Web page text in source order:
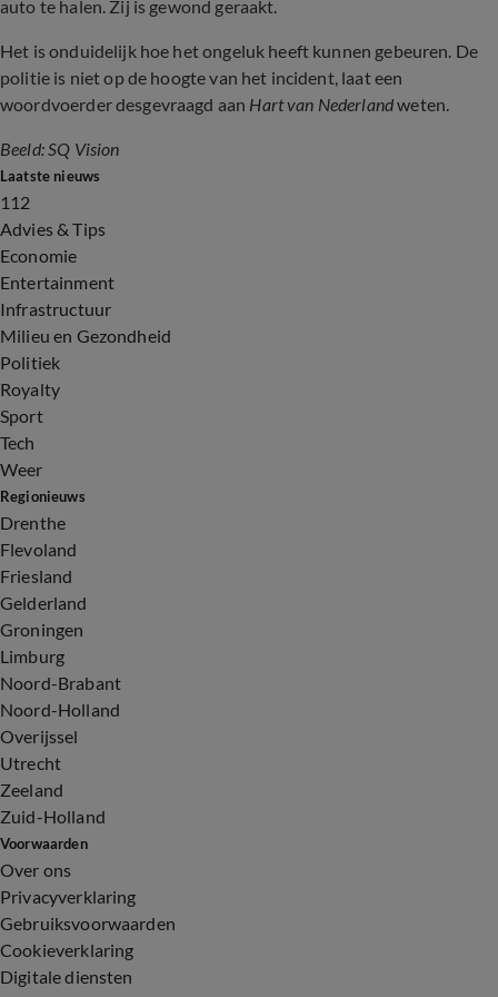
auto te halen. Zij is gewond geraakt.
Het is onduidelijk hoe het ongeluk heeft kunnen gebeuren. De
politie is niet op de hoogte van het incident, laat een
woordvoerder desgevraagd aan Hart van Nederlandweten.
Beeld: SQ Vision
Laatste nieuws
112
Advies & Tips
Economie
Entertainment
Infrastructuur
Milieu en Gezondheid
Politiek
Royalty
Sport
Tech
Weer
Regionieuws
Drenthe
Flevoland
Friesland
Gelderland
Groningen
Limburg
Noord-Brabant
Noord-Holland
Overijssel
Utrecht
Zeeland
Zuid-Holland
Voorwaarden
Over ons
Privacyverklaring
Gebruiksvoorwaarden
Cookieverklaring
Digitale diensten